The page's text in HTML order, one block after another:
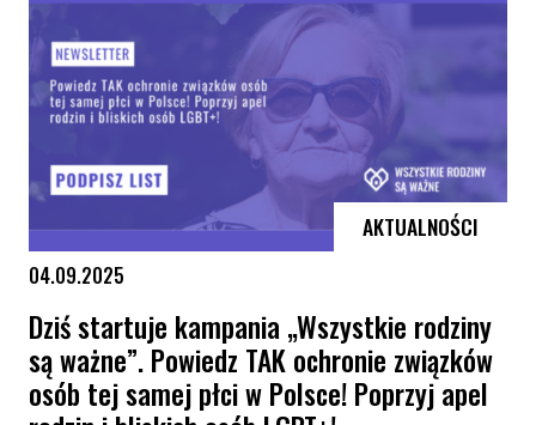
AKTUALNOŚCI
04.09.2025
Dziś startuje kampania „Wszystkie rodziny
są ważne”. Powiedz TAK ochronie związków
osób tej samej płci w Polsce! Poprzyj apel